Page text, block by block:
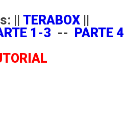
|| TERABOX
1-3 -- PARTE 4